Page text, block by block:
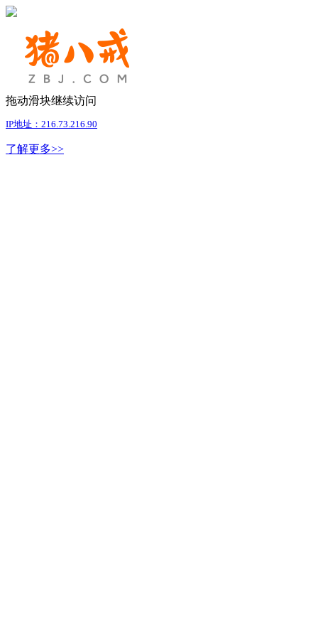
拖动滑块继续访问
IP地址：216.73.216.90
了解更多>>